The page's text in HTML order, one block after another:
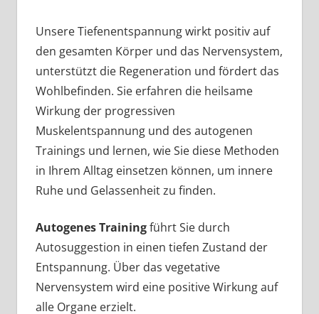
Unsere Tiefenentspannung wirkt positiv auf
den gesamten Körper und das Nervensystem,
unterstützt die Regeneration und fördert das
Wohlbefinden. Sie erfahren die heilsame
Wirkung der progressiven
Muskelentspannung und des autogenen
Trainings und lernen, wie Sie diese Methoden
in Ihrem Alltag einsetzen können, um innere
Ruhe und Gelassenheit zu finden.
Autogenes Trainingführt Sie durch
Autosuggestion in einen tiefen Zustand der
Entspannung. Über das vegetative
Nervensystem wird eine positive Wirkung auf
alle Organe erzielt.